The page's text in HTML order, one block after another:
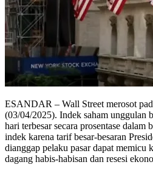
ESANDAR – Wall Street merosot
(03/04/2025). Indek saham unggulan
hari terbesar secara prosentase dalam
indek karena tarif besar-besaran
dianggap pelaku pasar dapat memicu
dagang habis-habisan dan resesi